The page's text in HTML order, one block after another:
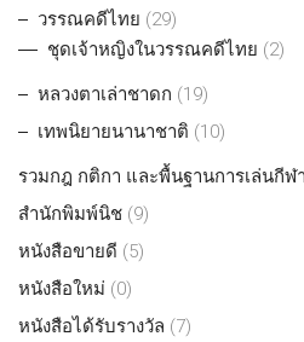
วรรณคดีไทย (29)
ชุดเจ้าหญิงในวรรณคดีไทย (2)
หลวงตาเล่าชาดก (19)
เทพนิยายนานาชาติ (10)
รวมกฎ กติกา และพื้นฐานการเล่นกีฬา
สำนักพิมพ์นิช (9)
หนังสือขายดี (5)
หนังสือใหม่ (0)
หนังสือได้รับรางวัล (7)